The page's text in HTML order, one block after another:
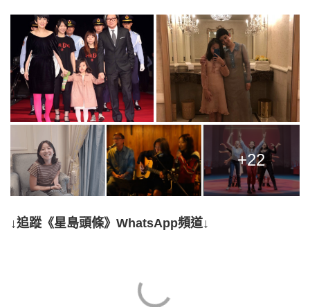
+22
↓追蹤《星島頭條》WhatsApp頻道↓